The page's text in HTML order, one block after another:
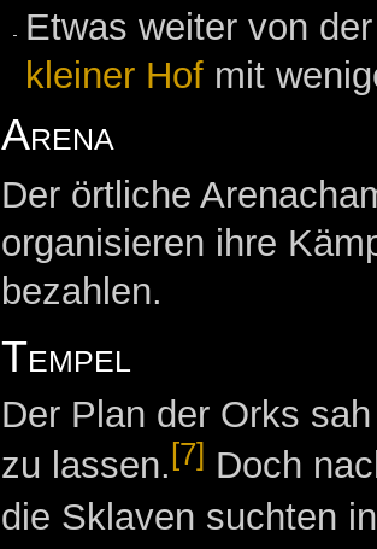
Etwas weiter von
kleiner Hof mit
Arena
Der örtliche
organisieren ihre
bezahlen.
Tempel
Der Plan der Orks
zu lassen. [7] Doch
die Sklaven suchten